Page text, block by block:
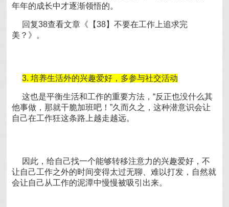
年年的成长中才逐渐领悟的。
回复38查看文章《【38】不要在工作上追求完
美？》。
3. 培养生活外的兴趣爱好，多参与社交活动
这也是平衡生活和工作的重要方法，“反正也没什么其
他事做，那就干脆加班吧！”久而久之，这种潜意识会让
自己在工作狂这条路上越走越远。
因此，给自己找一个能够转移注意力的兴趣爱好，不
让自己工作之外的时间变得太过无聊、难以打发，自然就
会让自己从工作的泥潭中慢慢被吸引出来。